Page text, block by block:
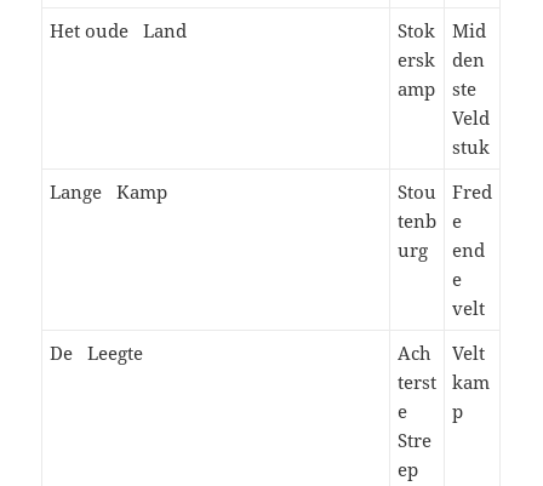
Het oude Land
Stok
ersk
amp
Mid
den
ste
Veld
stuk
Lange Kamp
Stou
tenb
urg
Fred
e
end
e
velt
De Leegte
Ach
terst
e
Stre
ep
Velt
kam
p